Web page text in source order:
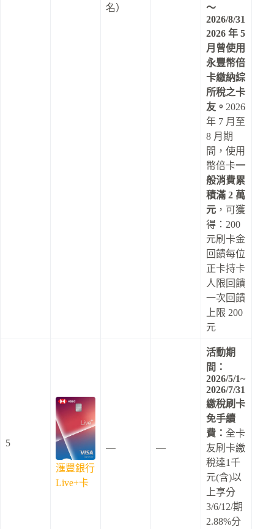
名）
～
2026/8/31
2026 年 5
月曾使用
永豐幣倍
卡繳納綜
所稅之卡
友。 2026
年 7 月至
8 月期
間，使用
幣倍卡一
般消費累
積滿 2 萬
元 ，可獲
得：200
元刷卡金
回饋每位
正卡持卡
人限回饋
一次回饋
上限 200
元
5
滙豐銀行
Live+卡
活動期
間：
2026/5/1~
2026/7/31
繳稅刷卡
免手續
費： 全卡
友刷卡繳
稅達1千
元(含)以
上享分
3/6/12/期
2.88%分